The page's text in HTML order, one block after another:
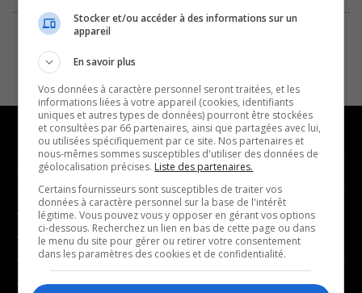
NOUVELLES
- Affaires municipales
- Communauté / Social
- Culture
- Économie
MUSIQUE
- Décompte franco
- Joué récemment
BALADOS
Stocker et/ou accéder à des informations sur un
appareil
En savoir plus
Vos données à caractère personnel seront traitées, et les
informations liées à votre appareil (cookies, identifiants
uniques et autres types de données) pourront être stockées
et consultées par 66 partenaires, ainsi que partagées avec lui,
ou utilisées spécifiquement par ce site. Nos partenaires et
nous-mêmes sommes susceptibles d'utiliser des données de
géolocalisation précises. Liste des partenaires.
Certains fournisseurs sont susceptibles de traiter vos
données à caractère personnel sur la base de l'intérêt
légitime. Vous pouvez vous y opposer en gérant vos options
ci-dessous. Recherchez un lien en bas de cette page ou dans
le menu du site pour gérer ou retirer votre consentement
dans les paramètres des cookies et de confidentialité.